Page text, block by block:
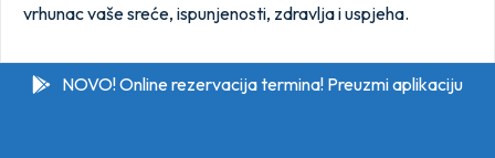
vrhunac vaše sreće, ispunjenosti, zdravlja i uspjeha.
NOVO! Online rezervacija termina! Preuzmi aplikaciju